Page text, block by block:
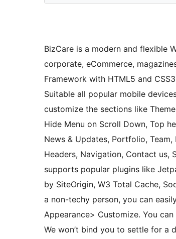
BizCare is a modern and flexible
corporate, eCommerce,
Framework with HTML5 and
Suitable all popular mobile
customize the sections like
Hide Menu on Scroll Down, Top
News & Updates, Portfolio,
Headers, Navigation, Contact us,
supports popular plugins like
by SiteOrigin, W3 Total Cache,
a non-techy person, you can
Appearance> Customize. You
We won’t bind you to settle for a